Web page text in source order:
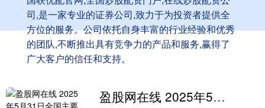
司,是一家专业的证券公司,致力于为投资者提供全
方位的服务。公司依托自身丰富的行业经验和优秀
的团队,不断推出具有竞争力的产品和服务,赢得了
广大客户的信任和支持。
盈股网在线 2025年5月31日全国主要批发市场海蛎价格行情